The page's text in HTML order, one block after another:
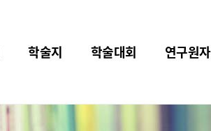
학술지 학술대회 연구원